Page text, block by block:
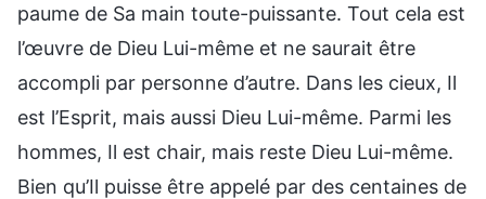
paume de Sa main toute-puissante. Tout cela est
l’œuvre de Dieu Lui-même et ne saurait être
accompli par personne d’autre. Dans les cieux, Il
est l’Esprit, mais aussi Dieu Lui-même. Parmi les
hommes, Il est chair, mais reste Dieu Lui-même.
Bien qu’Il puisse être appelé par des centaines de